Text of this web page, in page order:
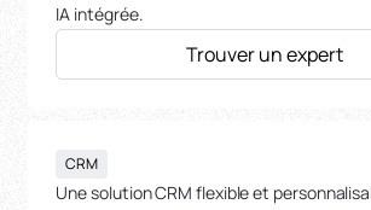
IA intégrée.
Trouver un expert
CRM
Une solution CRM flexible et